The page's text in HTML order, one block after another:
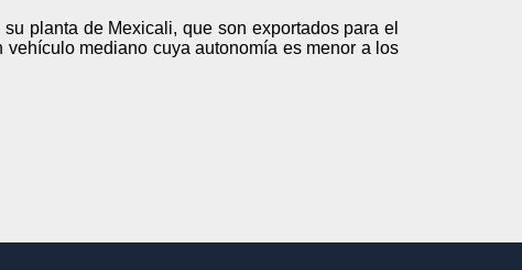
planta de Mexicali, que son exportados para el
mediano cuya autonomía es menor a los